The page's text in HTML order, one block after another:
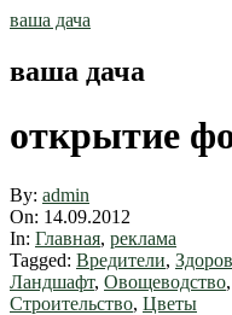
Skip
ваша дача
ваша дача
открытие
By: admin
On: 14.09.2012
In: Главная, реклама
Tagged: Вредители,
Ландшафт, Овощеводство,
Строительство, Цветы